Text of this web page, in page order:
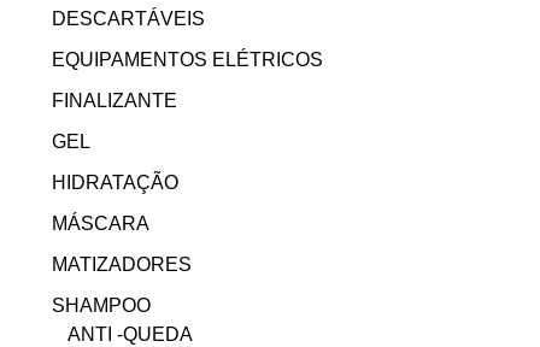
DESCARTÁVEIS
EQUIPAMENTOS ELÉTRICOS
FINALIZANTE
GEL
HIDRATAÇÃO
MÁSCARA
MATIZADORES
SHAMPOO
ANTI -QUEDA